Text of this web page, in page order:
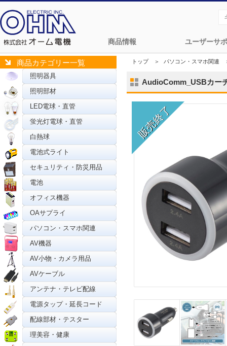
商品情報 ユーザーサ
商品カテゴリー一覧
照明器具
照明部材
LED電球・直管
蛍光灯電球・直管
白熱球
電池式ライト
セキュリティ・防災用品
電池
オフィス機器
OAサプライ
パソコン・スマホ関連
AV機器
AV小物・カメラ用品
AVケーブル
アンテナ・テレビ配線
電源タップ・延長コード
配線部材・テスター
理美容・健康
トップ＞ パソコン・スマホ関連
AudioComm_USBカー